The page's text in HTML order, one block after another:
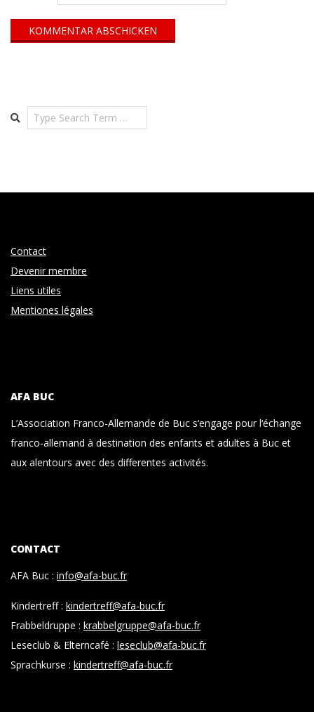
Search
Contact
Devenir membre
Liens utiles
Mentiones légales
AFA BUC
L’Association Franco-Allemande de Buc s‘engage pour l‘échange
franco-allemand à destination des enfants et adultes à Buc et
aux alentours avec des differentes activités.
CONTACT
AFA Buc : info@afa-buc.fr
Kindertreff : kindertreff@afa-buc.fr
Frabbeldruppe : krabbelgruppe@afa-buc.fr
Leseclub & Elterncafé : leseclub@afa-buc.fr
Sprachkurse : kindertreff@afa-buc.fr